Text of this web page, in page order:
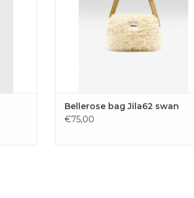
Bellerose bag Jila62 swan
€75,00